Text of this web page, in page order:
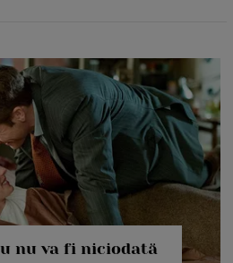
nu va fi niciodată